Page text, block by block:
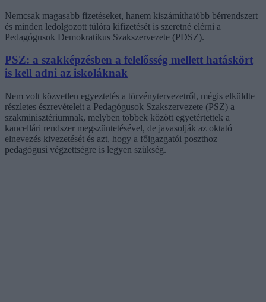
Nemcsak magasabb fizetéseket, hanem kiszámíthatóbb bérrendszert
és minden ledolgozott túlóra kifizetését is szeretné elérni a
Pedagógusok Demokratikus Szakszervezete (PDSZ).
PSZ: a szakképzésben a felelősség mellett hatáskört
is kell adni az iskoláknak
Nem volt közvetlen egyeztetés a törvénytervezetről, mégis elküldte
részletes észrevételeit a Pedagógusok Szakszervezete (PSZ) a
szakminisztériumnak, melyben többek között egyetértettek a
kancellári rendszer megszüntetésével, de javasolják az oktató
elnevezés kivezetését és azt, hogy a főigazgatói poszthoz
pedagógusi végzettségre is legyen szükség.